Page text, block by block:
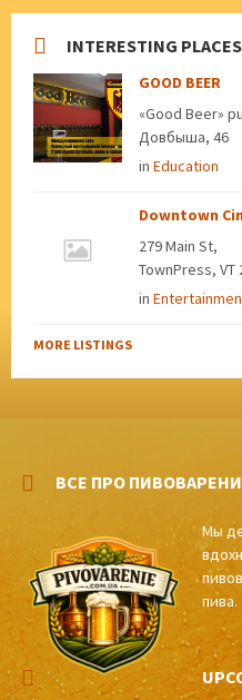
INTERESTING PLACES
GOOD BEER
«Good Beer»
Довбыша, 46
in Education
Downtown
279 Main St,
TownPress, VT
in
MORE LISTINGS
ВСЕ ПРО
Мы
пива.